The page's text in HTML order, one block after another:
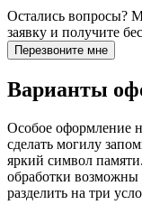
Остались вопросы?
заявку и получите
Перезвоните мне
Варианты
Особое оформление
сделать могилу
яркий символ
обработки возможны
разделить на три